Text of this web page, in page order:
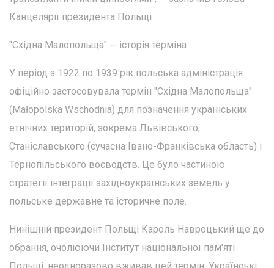
Канцелярії президента Польщі.
"Східна Малопольща" -- історія терміна
У період з 1922 по 1939 рік польська адміністрація
офіційно застосовувала термін "Східна Малопольща"
(Małopolska Wschodnia) для позначення українських
етнічних територій, зокрема Львівського,
Станіславського (сучасна Івано-Франківська область) і
Тернопільського воєводств. Це було частиною
стратегії інтеграції західноукраїнських земель у
польське державне та історичне поле.
Нинішній президент Польщі Кароль Навроцький ще до
обрання, очолюючи Інститут національної пам'яті